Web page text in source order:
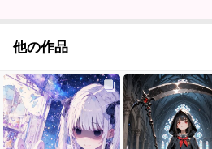
他の作品